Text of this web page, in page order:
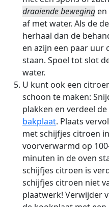
draaiende beweging
af met water. Als de
herhaal dan de
en azijn een paar uur
staan. Spoel tot slot
water.
U kunt ook een
schoon te maken:
plakken en verdeel
bakplaat. Plaats
met schijfjes citroen
voorverwarmd op
minuten in de oven
schijfjes citroen is
schijfjes citroen niet
plaatwerk! Verwijder